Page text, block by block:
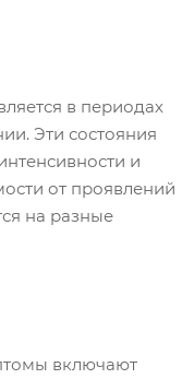
в периодах
Эти состояния
и
от проявлений
на разные
включают